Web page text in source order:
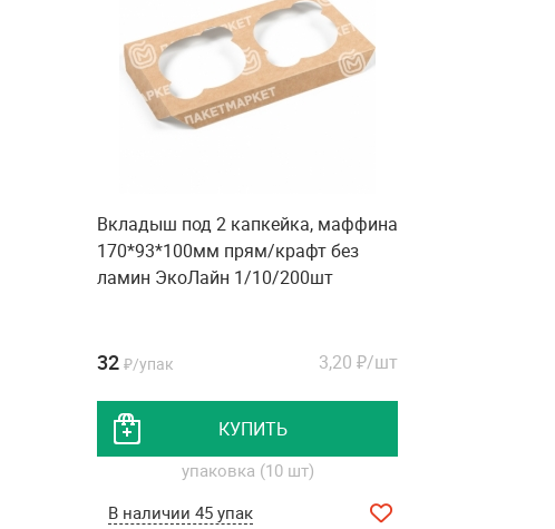
Вкладыш под 2 капкейка, маффина
170*93*100мм прям/крафт без
ламин ЭкоЛайн 1/10/200шт
32 ₽/упак 3,20 ₽/шт
КУПИТЬ
упаковка (10 шт)
В наличии 45 упак